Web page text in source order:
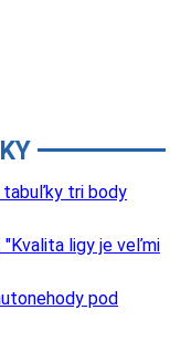
tabuľky tri body
ligy je veľmi
pod